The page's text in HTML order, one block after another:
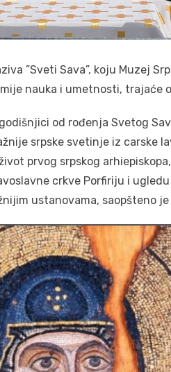
”Sveti Sava”, koju Muzej
nauka i umetnosti, trajaće
od rođenja Svetog
srpske svetinje iz carske
prvog srpskog
crkve Porfiriju i ugledu
ustanovama, saopšteno je